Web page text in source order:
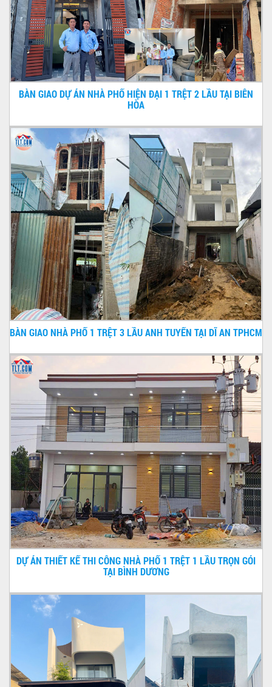
BÀN GIAO DỰ ÁN NHÀ PHỐ HIỆN ĐẠI 1 TRỆT 2 LẦU TẠI BIÊN
HÒA
BÀN GIAO NHÀ PHỐ 1 TRỆT 3 LẦU ANH TUYẾN TẠI DĨ AN TPHCM
DỰ ÁN THIẾT KẾ THI CÔNG NHÀ PHỐ 1 TRỆT 1 LẦU TRỌN GÓI
TẠI BÌNH DƯƠNG